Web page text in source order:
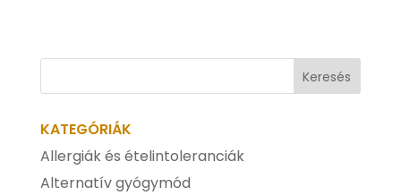
KATEGÓRIÁK
Allergiák és ételintoleranciák
Alternatív gyógymód